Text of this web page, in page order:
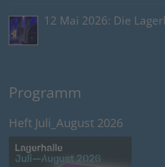
12 Mai 2026: Die
Programm
Heft Juli_August 2026